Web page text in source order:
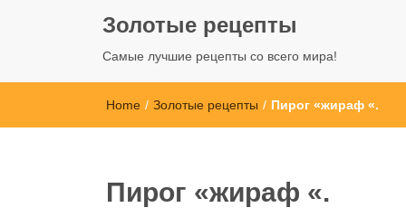
Золотые рецепты
Самые лучшие рецепты со всего мира!
Home / Золотые рецепты / Пирог «жираф «.
Пирог «жираф «.